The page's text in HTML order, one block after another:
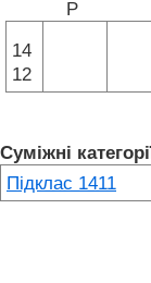
Р
14
12
Суміжні
Підклас 1411